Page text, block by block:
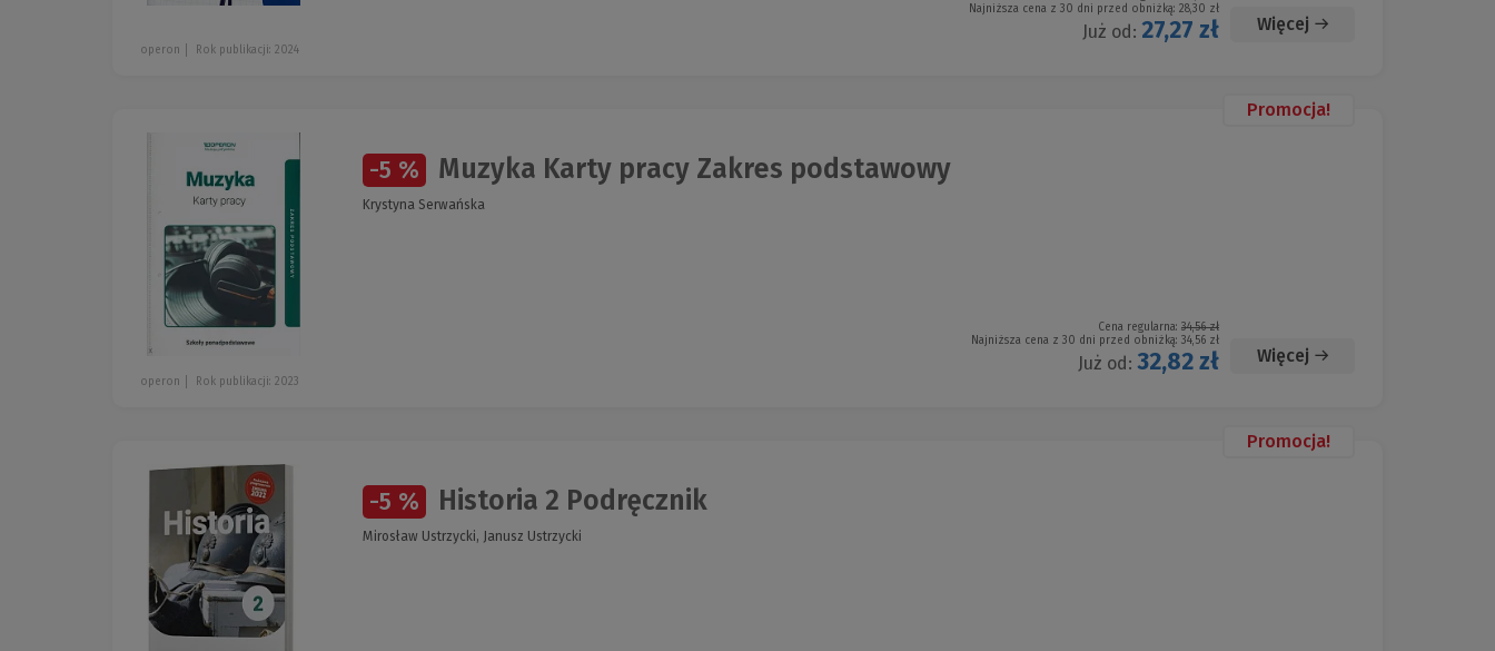
Najniższa cena z 30 dni przed obniżką: 28,30 zł
Już od: 27,27 zł Więcej
operon Rok publikacji: 2024
Promocja!
-5 % Muzyka Karty pracy Zakres podstawowy
Krystyna Serwańska
Cena regularna: 34,56 zł
Najniższa cena z 30 dni przed obniżką: 34,56 zł
Już od: 32,82 zł Więcej
operon Rok publikacji: 2023
Promocja!
-5 % Historia 2 Podręcznik
Mirosław Ustrzycki, Janusz Ustrzycki